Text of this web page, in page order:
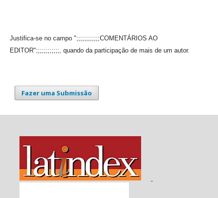
Justifica-se no campo ";;;;;;;;;;;;COMENTÁRIOS AO
EDITOR";;;;;;;;;;;;, quando da participação de mais de um autor.
Fazer uma Submissão